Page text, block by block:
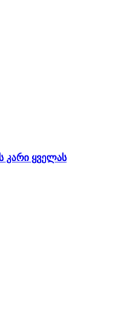
ყველას